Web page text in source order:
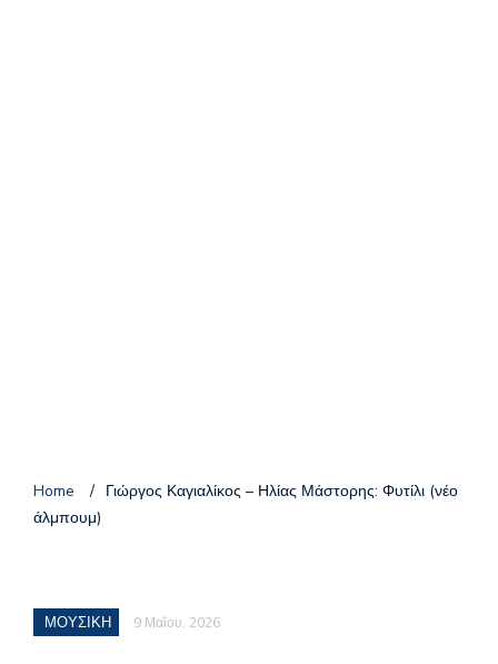
Home / Γιώργος Καγιαλίκος – Ηλίας Μάστορης: Φυτίλι (νέο
άλμπουμ)
ΜΟΥΣΙΚΗ 9 Μαΐου, 2026